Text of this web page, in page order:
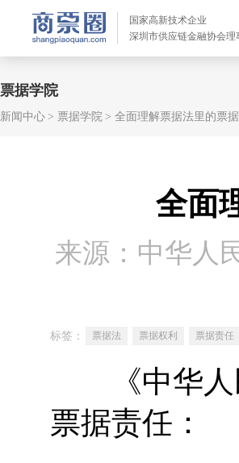
国家高新技术企业
深圳市供应链金融协会理
票据学院
新闻中心 票据学院 全面理解票据法里的票
全面
来源：中华人
标签： 票据法 票据权利 票据责任
《中华人
票据责任：